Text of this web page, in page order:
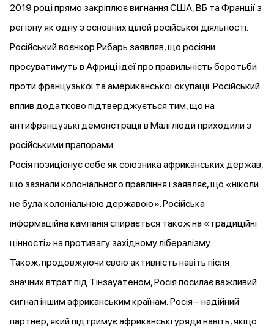
2019 році прямо закріплює вигнання США, ВБ та Франції з
регіону як одну з основних цілей російської діяльності.
Російський воєнкор Рибарь заявляв, що росіяни
просуватимуть в Африці ідеї про правильність боротьби
проти французької та американської окупації. Російський
вплив додатково підтверджується тим, що на
антифранцузькі демонстрації в Малі людиприходили з
російськими прапорами.
Росіяпозиціонує себе як союзника африканських держав,
що зазнали колоніального правління і заявляє, що «ніколи
не була колоніальною державою». Російська
інформаційна кампанія спирається також на «традиційні
цінності» на противагу західному лібералізму.
Також, продовжуючи свою активність навіть після
значних втрат під Тінзауатеном, Росіяпосилаєважливий
сигнал іншим африканським країнам: Росія – надійний
партнер, який підтримує африканські уряди навіть, якщо